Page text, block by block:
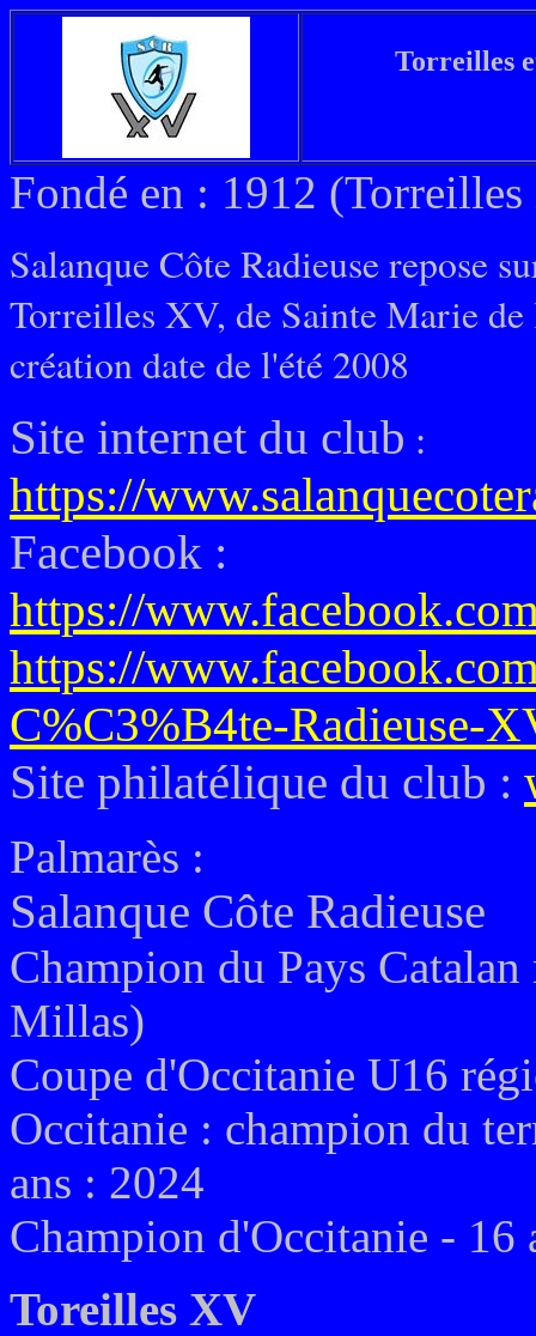
Torreilles
Fondé en : 1912
Salanque Côte Radieuse repose
Torreilles XV, de Sainte Marie
création date de l'été 2008
Site internet du club :
https://
Facebook :
https://
https://
C%C3%B4te-Radieuse-
Site philatélique du club :
Palmarès :
Salanque Côte Radieuse
Champion du Pays
Millas)
Coupe d'Occitanie U16
Occitanie : champion du
ans : 2024
Champion d'Occitanie - 16
Toreilles XV